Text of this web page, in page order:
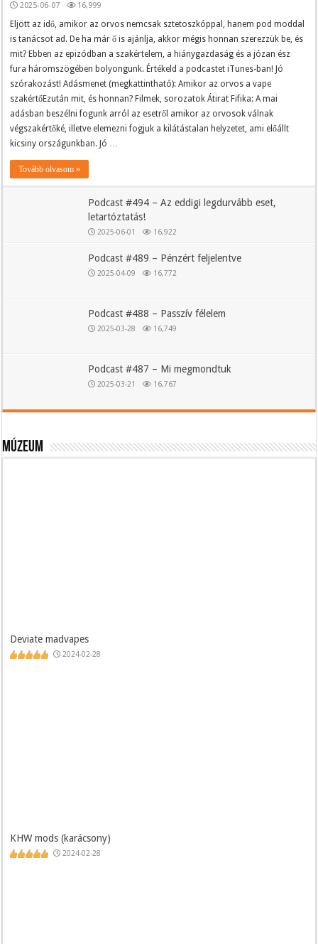
2025-06-07 16,999
Eljött az idő, amikor az orvos nemcsak sztetoszkóppal, hanem pod moddal
is tanácsot ad. De ha már ő is ajánlja, akkor mégis honnan szerezzük be, és
mit? Ebben az epizódban a szakértelem, a hiánygazdaság és a józan ész
fura háromszögében bolyongunk. Értékeld a podcastet iTunes-ban! Jó
szórakozást! Adásmenet (megkattintható): Amikor az orvos a vape
szakértőEzután mit, és honnan? Filmek, sorozatok Átirat Fifika: A mai
adásban beszélni fogunk arról az esetről amikor az orvosok válnak
végszakértőké, illetve elemezni fogjuk a kilátástalan helyzetet, ami előállt
kicsiny országunkban. Jó …
Tovább olvasom »
Podcast #494 – Az eddigi legdurvább eset,
letartóztatás!
2025-06-01 16,922
Podcast #489 – Pénzért feljelentve
2025-04-09 16,772
Podcast #488 – Passzív félelem
2025-03-28 16,749
Podcast #487 – Mi megmondtuk
2025-03-21 16,767
Múzeum
Deviate madvapes
2024-02-28
KHW mods (karácsony)
2024-02-28